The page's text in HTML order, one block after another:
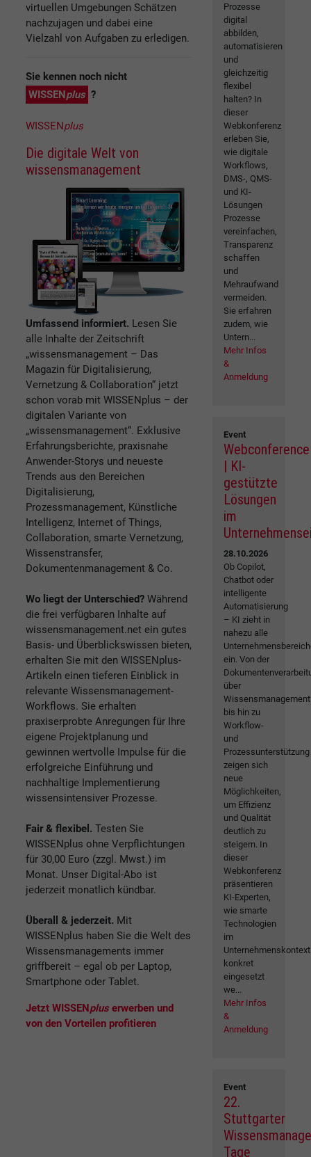
virtuellen Umgebungen Schätzen
nachzujagen und dabei eine
Vielzahl von Aufgaben zu erledigen.
Sie kennen noch nicht
WISSENplus ?
WISSENplus
Die digitale Welt von
wissensmanagement
Umfassend informiert. Lesen Sie
alle Inhalte der Zeitschrift
„wissensmanagement – Das
Magazin für Digitalisierung,
Vernetzung & Collaboration“ jetzt
schon vorab mit WISSENplus – der
digitalen Variante von
„wissensmanagement“. Exklusive
Erfahrungsberichte, praxisnahe
Anwender-Storys und neueste
Trends aus den Bereichen
Digitalisierung,
Prozessmanagement, Künstliche
Intelligenz, Internet of Things,
Collaboration, smarte Vernetzung,
Wissenstransfer,
Dokumentenmanagement & Co.
Wo liegt der Unterschied? Während
die frei verfügbaren Inhalte auf
wissensmanagement.net ein gutes
Basis- und Überblickswissen bieten,
erhalten Sie mit den WISSENplus-
Artikeln einen tieferen Einblick in
relevante Wissensmanagement-
Workflows. Sie erhalten
praxiserprobte Anregungen für Ihre
eigene Projektplanung und
gewinnen wertvolle Impulse für die
erfolgreiche Einführung und
nachhaltige Implementierung
wissensintensiver Prozesse.
Fair & flexibel. Testen Sie
WISSENplus ohne Verpflichtungen
für 30,00 Euro (zzgl. Mwst.) im
Monat. Unser Digital-Abo ist
jederzeit monatlich kündbar.
Überall & jederzeit. Mit
WISSENplus haben Sie die Welt des
Wissensmanagements immer
griffbereit – egal ob per Laptop,
Smartphone oder Tablet.
Jetzt WISSENplus erwerben und
von den Vorteilen profitieren
Prozesse
digital
abbilden,
automatisieren
und
gleichzeitig
flexibel
halten? In
dieser
Webkonferenz
erleben Sie,
wie digitale
Workflows,
DMS-, QMS-
und KI-
Lösungen
Prozesse
vereinfachen,
Transparenz
schaffen
und
Mehraufwand
vermeiden.
Sie erfahren
zudem, wie
Untern...
Mehr Infos
&
Anmeldung
Event
Webconference
| KI-
gestützte
Lösungen
im
28.10.2026
Ob Copilot,
Chatbot oder
intelligente
Automatisierung
– KI zieht in
nahezu alle
ein. Von der
über
Wissensmanagement
bis hin zu
Workflow-
und
Prozessunterstützung
zeigen sich
neue
Möglichkeiten,
um Effizienz
und Qualität
deutlich zu
steigern. In
dieser
Webkonferenz
präsentieren
KI-Experten,
wie smarte
Technologien
im
Unternehmenskontext
konkret
eingesetzt
we...
Mehr Infos
&
Anmeldung
Event
22.
Stuttgarter
Tage